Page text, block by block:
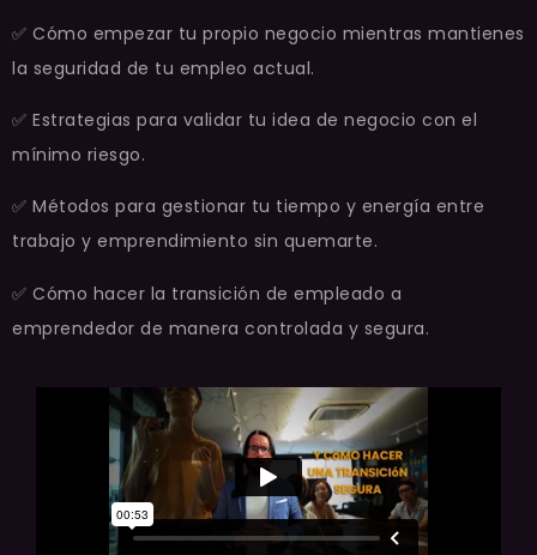
✅ Cómo empezar tu propio negocio mientras mantienes
la seguridad de tu empleo actual.
✅ Estrategias para validar tu idea de negocio con el
mínimo riesgo.
✅ Métodos para gestionar tu tiempo y energía entre
trabajo y emprendimiento sin quemarte.
✅ Cómo hacer la transición de empleado a
emprendedor de manera controlada y segura.